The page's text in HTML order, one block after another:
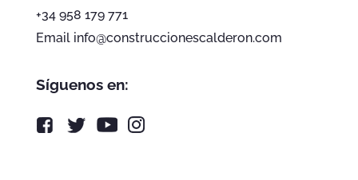
+34 958 179 771
Email info@construccionescalderon.com
Síguenos en: